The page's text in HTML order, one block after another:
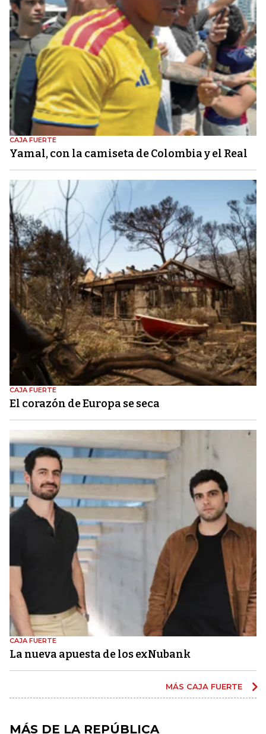
CAJA FUERTE
Yamal, con la camiseta de Colombia y el Real
CAJA FUERTE
El corazón de Europa se seca
CAJA FUERTE
La nueva apuesta de los exNubank
MÁS CAJA FUERTE
MÁS DE LA REPÚBLICA